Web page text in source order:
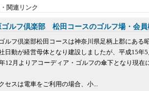
関連リンク
ゴルフ倶楽部 松田コースのゴルフ場・会員
ルフ倶楽部松田コースは神奈川県足柄上郡にある
日動が経営母体となり建設しましたが、平成15年5
12月よりアコーディア・ゴルフの傘下となり現在
セスは電車をご利用の場合、小...